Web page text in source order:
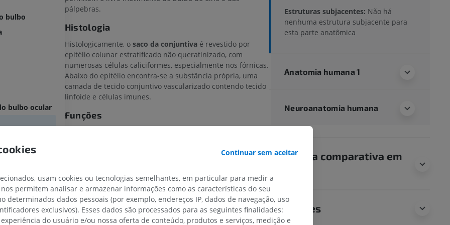
bulbo
bulbo ocular
pálpebras.
Histologia
Histologicamente, o saco da conjuntivaé revestido por
epitélio colunar estratificado não queratinizado, com
numerosas células caliciformes, especialmente nos fórnicas.
Abaixo do epitélio encontra-se a substância própria, uma
camada de tecido conjuntivo vascularizado contendo tecido
linfoide e células imunes.
Funções
Permite o movimento suave das pálpebras sobre o bulbo
Distribui as lágrimas pela superfície ocular
Contribui para a lubrificação por meio da secreção de
mucina pelas células caliciformes
Estruturas subjacentes: Não há
nenhuma estrutura subjacente para
esta parte anatômica
Anatomia humana 1
Neuroanatomia humana
Anatomia comparativa em
Traduções
Continuar sem aceitar
usam cookies ou tecnologias semelhantes, em particular para medir a
permitem analisar e armazenar informações como as características do seu
determinados dados pessoais (por exemplo, endereços IP, dados de navegação, uso
exclusivos). Esses dados são processados para as seguintes finalidades:
do usuário e/ou nossa oferta de conteúdo, produtos e serviços, medição e